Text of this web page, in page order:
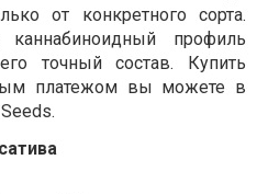
от конкретного сорта.
профиль
точный состав. Купить
платежом вы можете в